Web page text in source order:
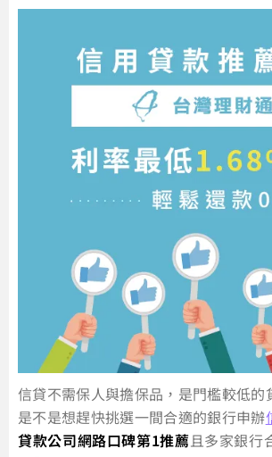
信貸不需保人與擔保品，是門檻較低的
是不是想趕快挑選一間合適的銀行申辦
貸款公司網路口碑第1推薦且多家銀行